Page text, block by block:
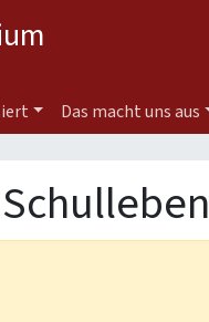
Das macht uns aus